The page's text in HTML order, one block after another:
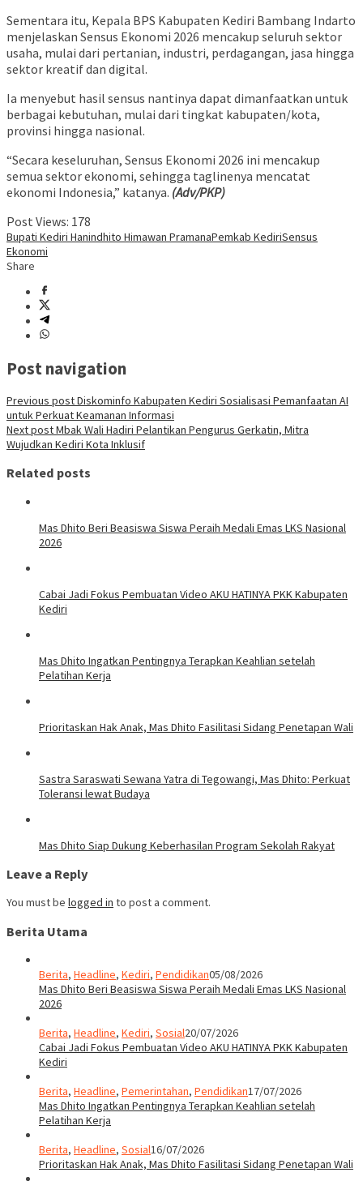
Sementara itu, Kepala BPS Kabupaten Kediri Bambang Indarto
menjelaskan Sensus Ekonomi 2026 mencakup seluruh sektor
usaha, mulai dari pertanian, industri, perdagangan, jasa hingga
sektor kreatif dan digital.
Ia menyebut hasil sensus nantinya dapat dimanfaatkan untuk
berbagai kebutuhan, mulai dari tingkat kabupaten/kota,
provinsi hingga nasional.
“Secara keseluruhan, Sensus Ekonomi 2026 ini mencakup
semua sektor ekonomi, sehingga taglinenya mencatat
ekonomi Indonesia,” katanya. (Adv/PKP)
Post Views: 178
Bupati Kediri Hanindhito Himawan PramanaPemkab KediriSensus
Ekonomi
Share
Post navigation
Previous postDiskominfo Kabupaten Kediri Sosialisasi Pemanfaatan AI
untuk Perkuat Keamanan Informasi
Next postMbak Wali Hadiri Pelantikan Pengurus Gerkatin, Mitra
Wujudkan Kediri Kota Inklusif
Related posts
Mas Dhito Beri Beasiswa Siswa Peraih Medali Emas LKS Nasional
2026
Cabai Jadi Fokus Pembuatan Video AKU HATINYA PKK Kabupaten
Kediri
Mas Dhito Ingatkan Pentingnya Terapkan Keahlian setelah
Pelatihan Kerja
Prioritaskan Hak Anak, Mas Dhito Fasilitasi Sidang Penetapan Wali
Sastra Saraswati Sewana Yatra di Tegowangi, Mas Dhito: Perkuat
Toleransi lewat Budaya
Mas Dhito Siap Dukung Keberhasilan Program Sekolah Rakyat
Leave a Reply
You must be logged in to post a comment.
Berita Utama
Berita, Headline, Kediri, Pendidikan05/08/2026
Mas Dhito Beri Beasiswa Siswa Peraih Medali Emas LKS Nasional
2026
Berita, Headline, Kediri, Sosial20/07/2026
Cabai Jadi Fokus Pembuatan Video AKU HATINYA PKK Kabupaten
Kediri
Berita, Headline, Pemerintahan, Pendidikan17/07/2026
Mas Dhito Ingatkan Pentingnya Terapkan Keahlian setelah
Pelatihan Kerja
Berita, Headline, Sosial16/07/2026
Prioritaskan Hak Anak, Mas Dhito Fasilitasi Sidang Penetapan Wali